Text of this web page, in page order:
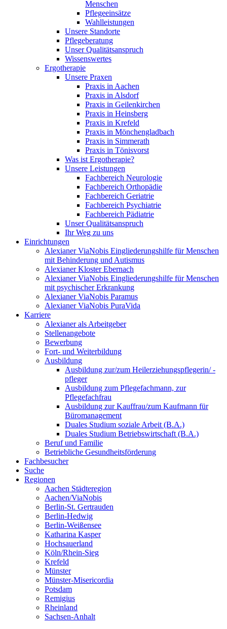
Menschen
Pflegeeinsätze
Wahlleistungen
Unsere Standorte
Pflegeberatung
Unser Qualitätsanspruch
Wissenswertes
Ergotherapie
Unsere Praxen
Praxis in Aachen
Praxis in Alsdorf
Praxis in Geilenkirchen
Praxis in Heinsberg
Praxis in Krefeld
Praxis in Mönchengladbach
Praxis in Simmerath
Praxis in Tönisvorst
Was ist Ergotherapie?
Unsere Leistungen
Fachbereich Neurologie
Fachbereich Orthopädie
Fachbereich Geriatrie
Fachbereich Psychiatrie
Fachbereich Pädiatrie
Unser Qualitätsanspruch
Ihr Weg zu uns
Einrichtungen
Alexianer ViaNobis Eingliederungshilfe für Menschen
mit Behinderung und Autismus
Alexianer Kloster Ebernach
Alexianer ViaNobis Eingliederungshilfe für Menschen
mit psychischer Erkrankung
Alexianer ViaNobis Paramus
Alexianer ViaNobis PuraVida
Karriere
Alexianer als Arbeitgeber
Stellenangebote
Bewerbung
Fort- und Weiterbildung
Ausbildung
Ausbildung zur/zum Heilerziehungspflegerin/ -
pfleger
Ausbildung zum Pflegefachmann, zur
Pflegefachfrau
Ausbildung zur Kauffrau/zum Kaufmann für
Büromanagement
Duales Studium soziale Arbeit (B.A.)
Duales Studium Betriebswirtschaft (B.A.)
Beruf und Familie
Betriebliche Gesundheitsförderung
Fachbesucher
Suche
Regionen
Aachen Städteregion
Aachen/ViaNobis
Berlin-St. Gertrauden
Berlin-Hedwig
Berlin-Weißensee
Katharina Kasper
Hochsauerland
Köln/Rhein-Sieg
Krefeld
Münster
Münster-Misericordia
Potsdam
Remigius
Rheinland
Sachsen-Anhalt